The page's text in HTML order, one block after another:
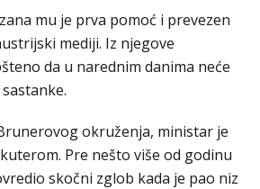
mu je prva pomoć i prevezen
mediji. Iz njegove
da u narednim danima neće
okruženja, ministar je
Pre nešto više od godinu
skočni zglob kada je pao niz